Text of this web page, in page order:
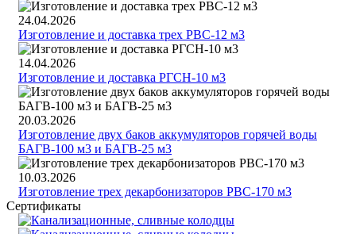
24.04.2026
Изготовление и доставка трех РВС-12 м3
14.04.2026
Изготовление и доставка РГСН-10 м3
20.03.2026
Изготовление двух баков аккумуляторов горячей воды
БАГВ-100 м3 и БАГВ-25 м3
10.03.2026
Изготовление трех декарбонизаторов РВС-170 м3
Сертификаты